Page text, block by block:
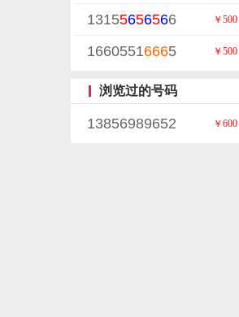
13155656566 ￥500
16605516665 ￥500
浏览过的号码
13856989652 ￥600